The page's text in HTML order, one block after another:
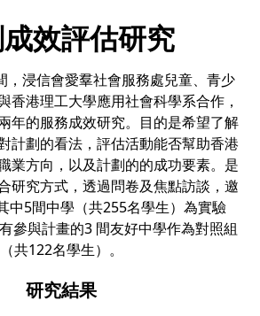
效評估研究
，浸信會愛羣社會服務處兒童、青少
香港理工大學應用社會科學系合作，
年的服務成效研究。目的是希望了解
計劃的看法，評估活動能否幫助香港
業方向，以及計劃的的成功要素。是
研究方式，透過問卷及焦點訪談，邀
中5間中學（共255名學生）為實驗
參與計畫的3 間友好中學作為對照組
（共122名學生）。
研究結果